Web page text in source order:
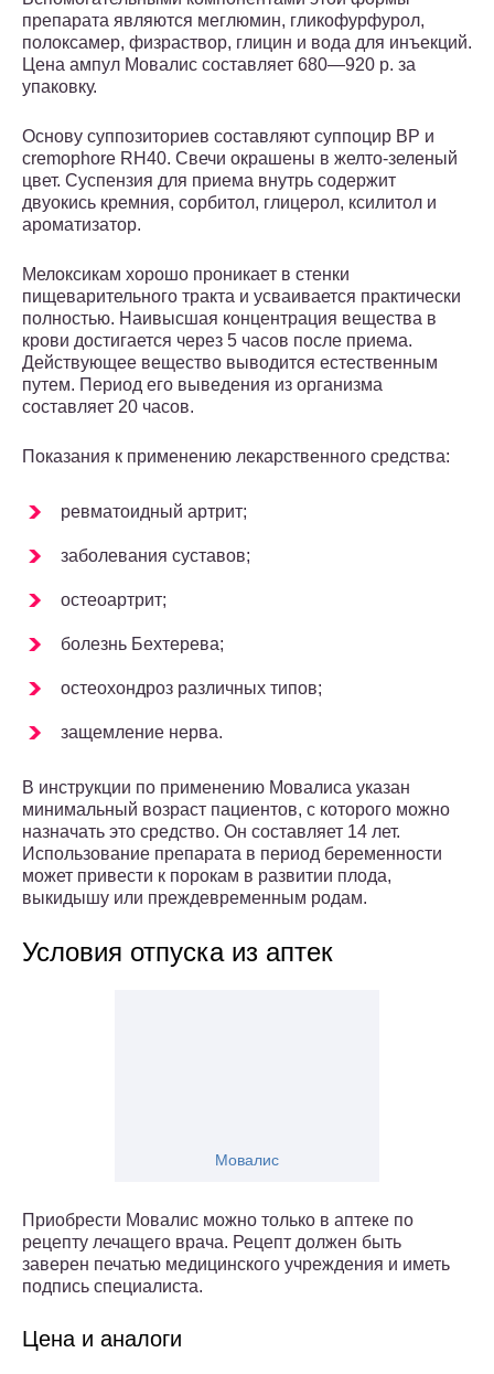
препарата являются меглюмин, гликофурфурол,
полоксамер, физраствор, глицин и вода для инъекций.
Цена ампул Мовалис составляет 680—920 р. за
упаковку.
Основу суппозиториев составляют суппоцир ВР и
cremophore RH40. Свечи окрашены в желто-зеленый
цвет. Суспензия для приема внутрь содержит
двуокись кремния, сорбитол, глицерол, ксилитол и
ароматизатор.
Мелоксикам хорошо проникает в стенки
пищеварительного тракта и усваивается практически
полностью. Наивысшая концентрация вещества в
крови достигается через 5 часов после приема.
Действующее вещество выводится естественным
путем. Период его выведения из организма
составляет 20 часов.
Показания к применению лекарственного средства:
ревматоидный артрит;
заболевания суставов;
остеоартрит;
болезнь Бехтерева;
остеохондроз различных типов;
защемление нерва.
В инструкции по применению Мовалиса указан
минимальный возраст пациентов, с которого можно
назначать это средство. Он составляет 14 лет.
Использование препарата в период беременности
может привести к порокам в развитии плода,
выкидышу или преждевременным родам.
Условия отпуска из аптек
Мовалис
Приобрести Мовалис можно только в аптеке по
рецепту лечащего врача. Рецепт должен быть
заверен печатью медицинского учреждения и иметь
подпись специалиста.
Цена и аналоги